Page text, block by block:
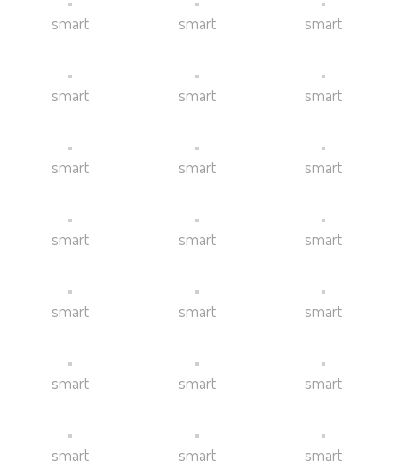
smart smart smart
smart smart smart
smart smart smart
smart smart smart
smart smart smart
smart smart smart
smart smart smart